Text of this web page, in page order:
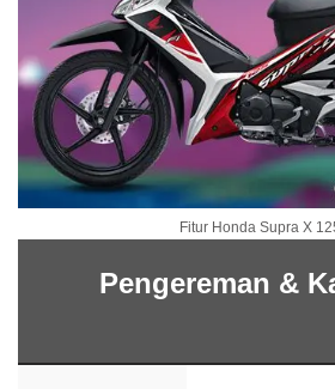
Fitur Honda Supra X
Pengereman &